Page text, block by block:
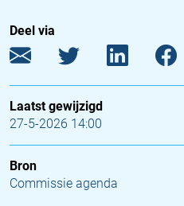
Deel via
Laatst gewijzigd
27-5-2026 14:00
Bron
Commissie agenda